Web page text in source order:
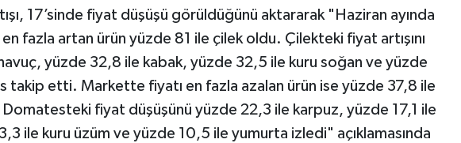
17’sinde fiyat düşüşü görüldüğünü aktararak "Haziran ayında
fazla artan ürün yüzde 81 ile çilek oldu. Çilekteki fiyat artışını
yüzde 32,8 ile kabak, yüzde 32,5 ile kuru soğan ve yüzde
takip etti. Markette fiyatı en fazla azalan ürün ise yüzde 37,8 ile
fiyat düşüşünü yüzde 22,3 ile karpuz, yüzde 17,1 ile
ile kuru üzüm ve yüzde 10,5 ile yumurta izledi" açıklamasında